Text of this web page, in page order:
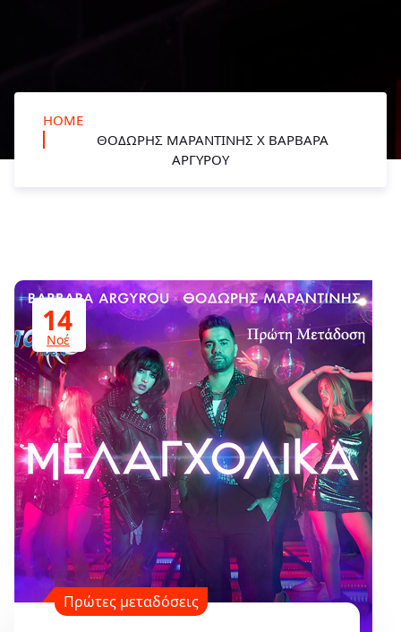
HOME
ΘΟΔΩΡΉΣ ΜΑΡΑΝΤΊΝΗΣ X ΒΑΡΒΆΡΑ
ΑΡΓΥΡΟΎ
14
Νοέ
Πρώτες μεταδόσεις